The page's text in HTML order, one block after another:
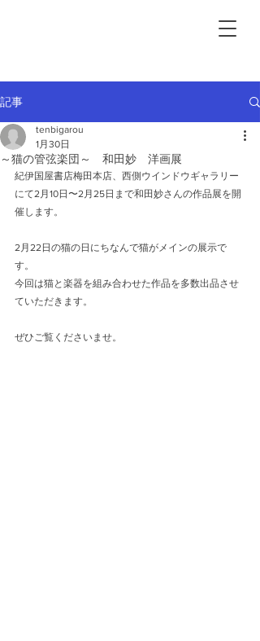
記事
～猫の管弦楽団～ 和田妙 洋画展
tenbigarou
1月30日
紀伊国屋書店梅田本店、西側ウインドウギャラリー
にて2月10日〜2月25日まで和田妙さんの作品展を開
催します。
2月22日の猫の日にちなんで猫がメインの展示で
す。
今回は猫と楽器を組み合わせた作品を多数出品させ
ていただきます。
ぜひご覧くださいませ。